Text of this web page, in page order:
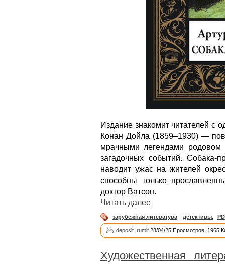
Издание знакомит читателей с
Конан Дойла (1859–1930) —
мрачными легендами родовом
загадочных событий. Собака-
наводит ужас на жителей
способны только
доктор Ватсон.
Читать далее
зарубежная литература детективы
deposit_rumit 28/04/25 Просмотров: 1965
Художественная